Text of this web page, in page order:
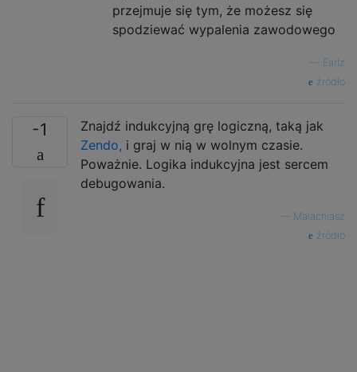
przejmuje się tym, że możesz się
spodziewać wypalenia zawodowego
Earlz
źródło
-1
Znajdź indukcyjną grę logiczną, taką jak
Zendo, i graj w nią w wolnym czasie.
Poważnie. Logika indukcyjna jest sercem
debugowania.
Malachiasz
źródło